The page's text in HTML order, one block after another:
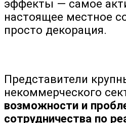
эффекты — самое
настоящее местное
просто декорация.
Представители
некоммерческого
возможности и
сотрудничества по